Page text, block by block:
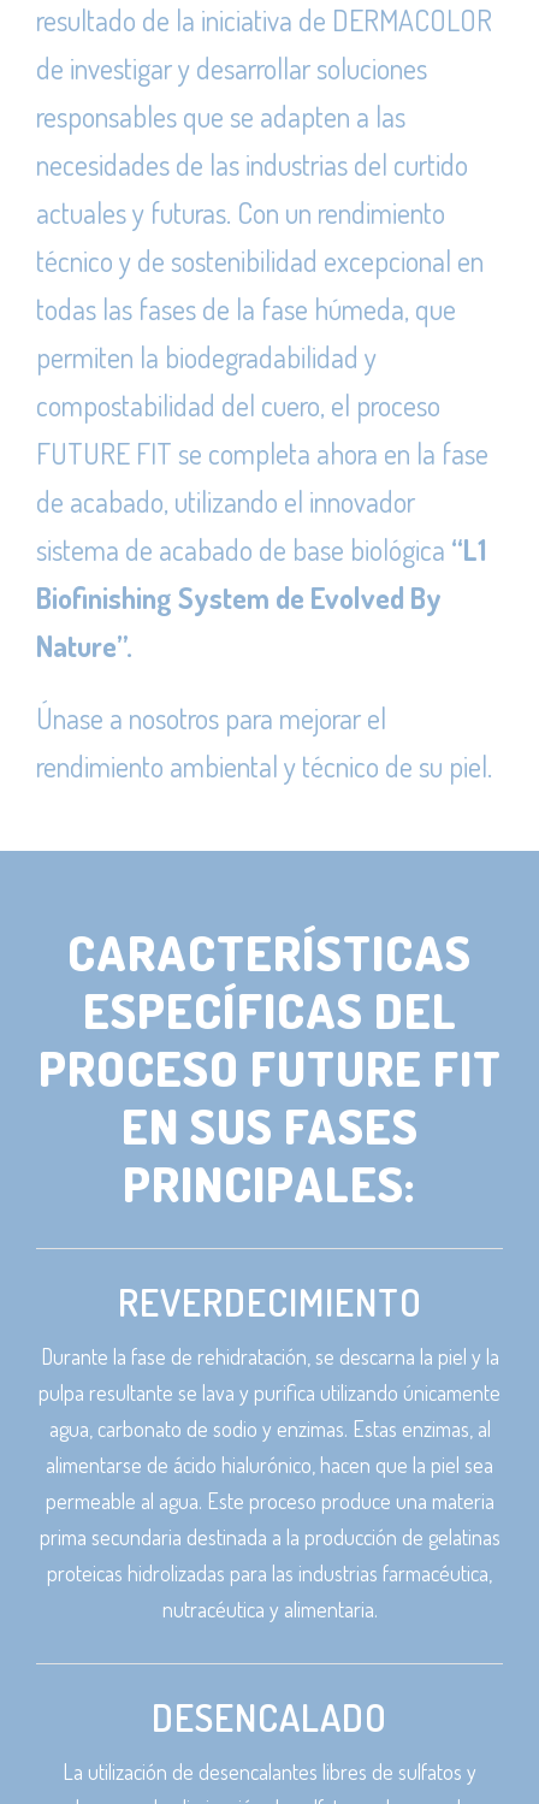
resultado de la iniciativa de DERMACOLOR
de investigar y desarrollar soluciones
responsables que se adapten a las
necesidades de las industrias del curtido
actuales y futuras. Con un rendimiento
técnico y de sostenibilidad excepcional en
todas las fases de la fase húmeda, que
permiten la biodegradabilidad y
compostabilidad del cuero, el proceso
FUTURE FIT se completa ahora en la fase
de acabado, utilizando el innovador
sistema de acabado de base biológica “L1
Biofinishing System de Evolved By
Nature”.
Únase a nosotros para mejorar el
rendimiento ambiental y técnico de su piel.
CARACTERÍSTICAS
ESPECÍFICAS DEL
PROCESO FUTURE FIT
EN SUS FASES
PRINCIPALES:
REVERDECIMIENTO
Durante la fase de rehidratación, se descarna la piel y la
pulpa resultante se lava y purifica utilizando únicamente
agua, carbonato de sodio y enzimas. Estas enzimas, al
alimentarse de ácido hialurónico, hacen que la piel sea
permeable al agua. Este proceso produce una materia
prima secundaria destinada a la producción de gelatinas
proteicas hidrolizadas para las industrias farmacéutica,
nutracéutica y alimentaria.
DESENCALADO
La utilización de desencalantes libres de sulfatos y